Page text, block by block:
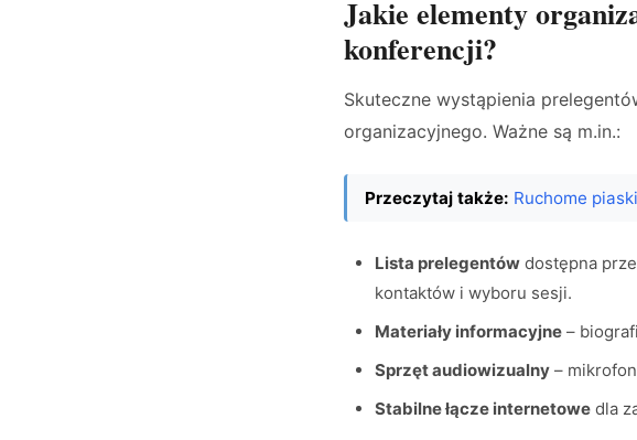
Jakie elementy
konferencji?
Skuteczne wystąpienia
organizacyjnego. Ważne są m.in.:
Przeczytaj także: Ruchome
Lista prelegentów dostępna
kontaktów i wyboru sesji.
Materiały informacyjne –
Sprzęt audiowizualny –
Stabilne łącze internetowe dla